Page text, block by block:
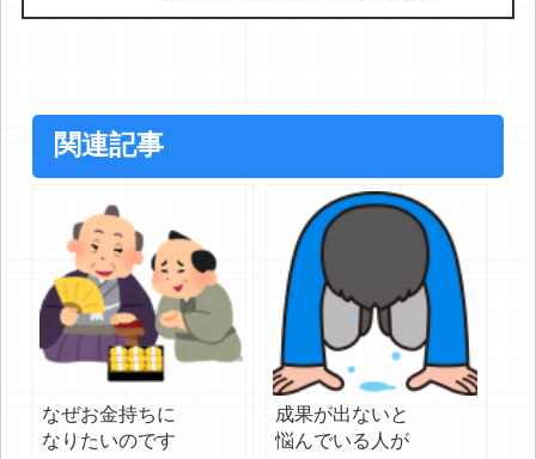
関連記事
なぜお金持ちに
なりたいのです
成果が出ないと
悩んでいる人が